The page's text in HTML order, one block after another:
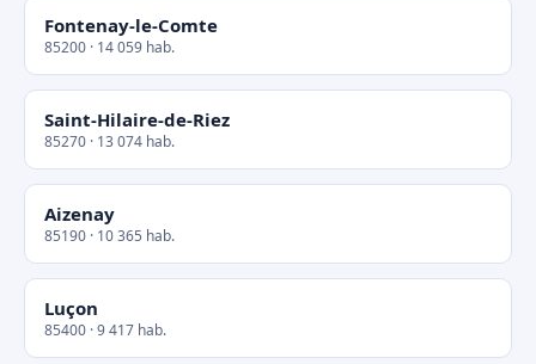
Fontenay-le-Comte
85200 · 14 059 hab.
Saint-Hilaire-de-Riez
85270 · 13 074 hab.
Aizenay
85190 · 10 365 hab.
Luçon
85400 · 9 417 hab.